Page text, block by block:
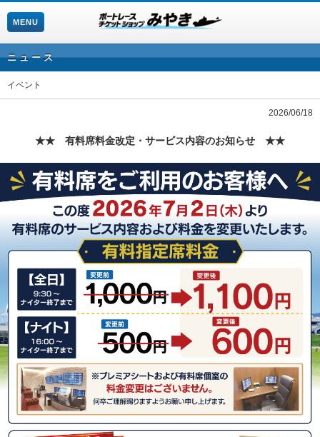
MENU
ニュース
イベント
2026/06/18
★★ 有料席料金改定・サービス内容のお知らせ ★★